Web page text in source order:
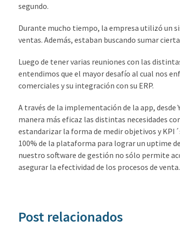
segundo.
Durante mucho tiempo, la empresa utilizó un
ventas. Además, estaban buscando sumar
Luego de tener varias reuniones con las
entendimos que el mayor desafío al cual nos
comerciales y su integración con su ERP.
A través de la implementación de la app,
manera más eficaz las distintas necesidades
estandarizar la forma de medir objetivos y
100% de la plataforma para lograr un uptime
nuestro software de gestión no sólo permite
asegurar la efectividad de los procesos de venta.
Post relacionados